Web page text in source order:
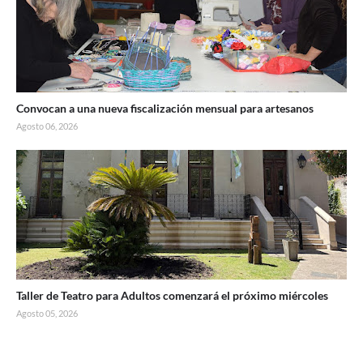
Convocan a una nueva fiscalización mensual para artesanos
Agosto 06, 2026
Taller de Teatro para Adultos comenzará el próximo miércoles
Agosto 05, 2026